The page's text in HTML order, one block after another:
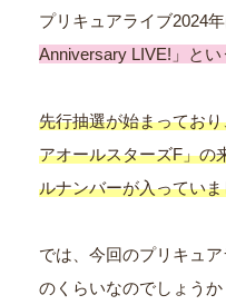
プリキュアライブ2024年
Anniversary LIVE!」とい
先行抽選が始まってお
アオールスターズF」の
ルナンバーが入ってい
では、今回のプリキュ
のくらいなのでしょうか